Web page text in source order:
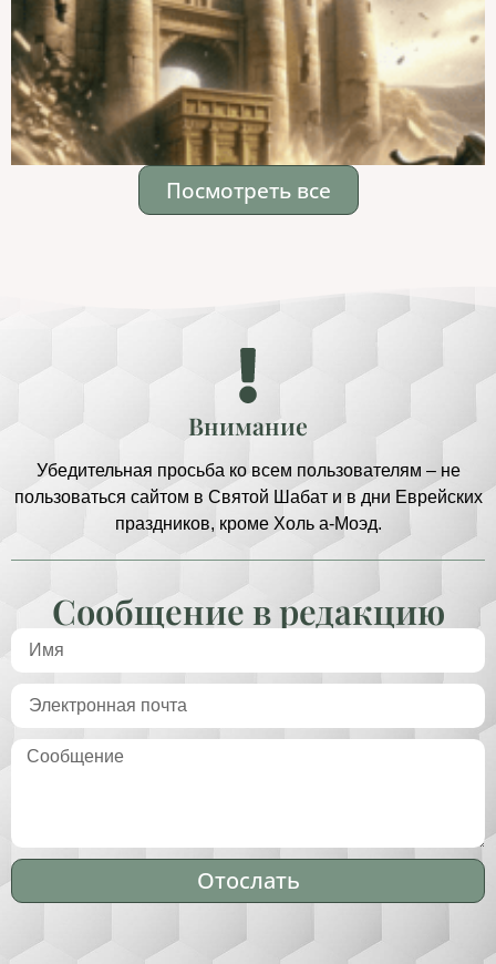
Посмотреть все
Внимание
Убедительная просьба ко всем пользователям – не
пользоваться сайтом в Святой Шабат и в дни Еврейских
праздников, кроме Холь а-Моэд.
Сообщение в редакцию
Отослать